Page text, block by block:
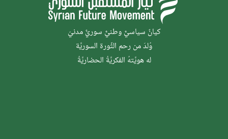
كيانٌ سياسيٌّ وطنيٌّ سوريٌّ مدنيّ
وُلدَ من رحم الثَّورة السوريَّة
له هويَّتهُ الفكريَّةُ الحضاريَّةُ